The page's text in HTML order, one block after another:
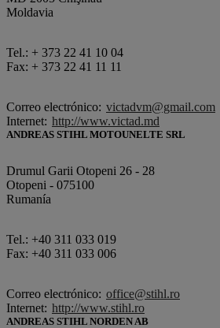
Moldavia
Tel.: + 373 22 41 10 04
Fax: + 373 22 41 11 11
Correo electrónico: victadvm@gmail.com
Internet: http://www.victad.md
ANDREAS STIHL MOTOUNELTE SRL
Drumul Garii Otopeni 26 - 28
Otopeni - 075100
Rumanía
Tel.: +40 311 033 019
Fax: +40 311 033 006
Correo electrónico: office@stihl.ro
Internet: http://www.stihl.ro
ANDREAS STIHL NORDEN AB